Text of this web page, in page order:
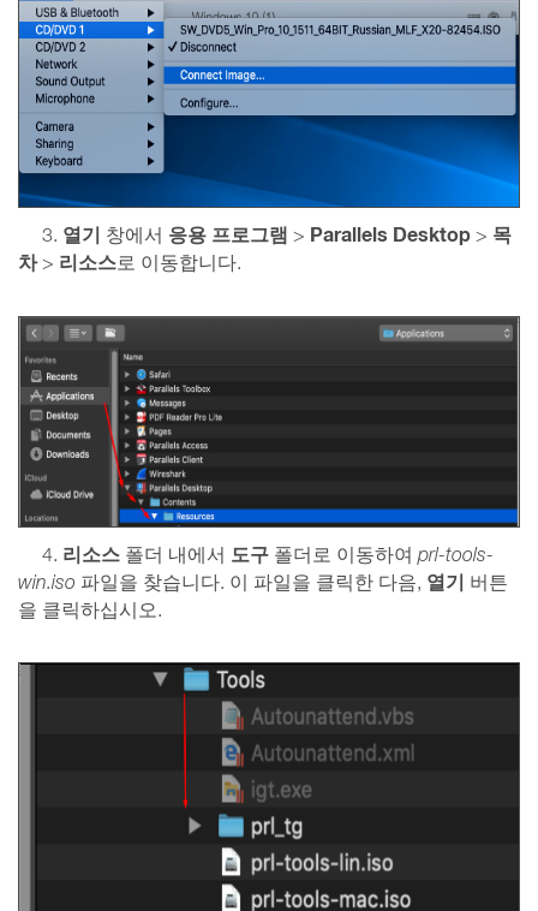
3. 열기 창에서 응용 프로그램 > Parallels Desktop > 목
차> 리소스로 이동합니다.
4. 리소스 폴더 내에서 도구 폴더로 이동하여 prl-tools-
win.iso 파일을 찾습니다. 이 파일을 클릭한 다음, 열기 버튼
을 클릭하십시오.